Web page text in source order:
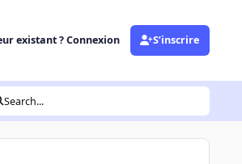
existant ? Connexion S’inscrire
Search...